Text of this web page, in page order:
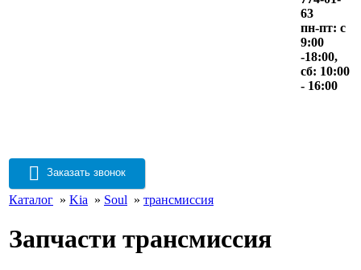
63
пн-пт: с
9:00
-18:00,
сб: 10:00
- 16:00
Заказать звонок
Каталог » Kia » Soul » трансмиссия
Запчасти трансмиссия